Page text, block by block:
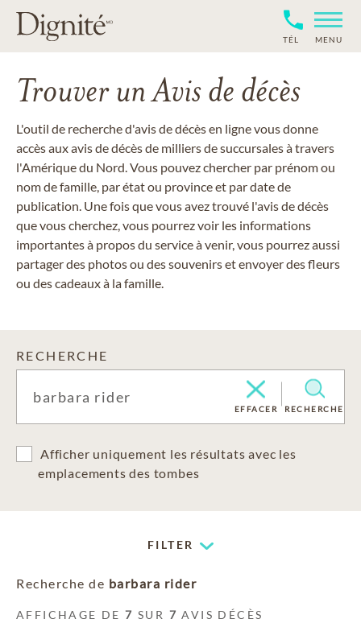
TÉL MENU
Trouver un Avis de décès
L'outil de recherche d'avis de décès en ligne vous donne
accès aux avis de décès de milliers de succursales à travers
l'Amérique du Nord. Vous pouvez chercher par prénom ou
nom de famille, par état ou province et par date de
publication. Une fois que vous avez trouvé l'avis de décès
que vous cherchez, vous pourrez voir les informations
importantes à propos du service à venir, vous pourrez aussi
partager des photos ou des souvenirs et envoyer des fleurs
ou des cadeaux à la famille.
RECHERCHE
EFFACER RECHERCHE
Afficher uniquement les résultats avec les
emplacements des tombes
FILTER
Recherche de barbara rider
AFFICHAGE DE7 SUR 7 AVIS DÉCÈS